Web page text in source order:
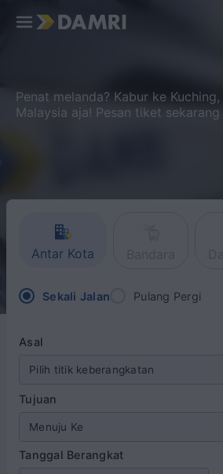
Penat melanda? Kabur ke Kuching,
Malaysia aja! Pesan tiket sekarang
Antar Kota
Sekali Jalan Pulang Pergi
Asal
Tujuan
Tanggal Berangkat